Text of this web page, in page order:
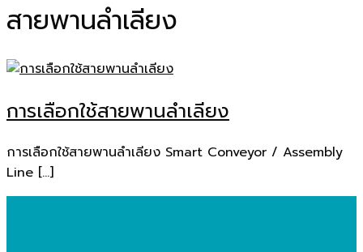
สายพานลำเลียง
การเลือกใช้สายพานลำเลียง
การเลือกใช้สายพานลำเลียง Smart Conveyor / Assembly
Line […]